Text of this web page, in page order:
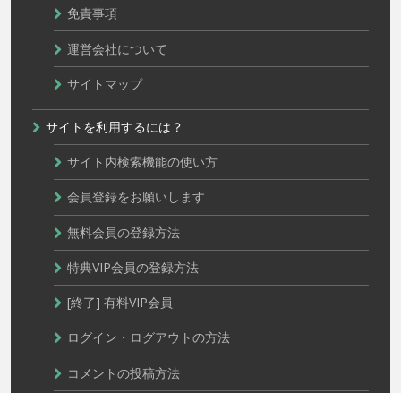
免責事項
運営会社について
サイトマップ
サイトを利用するには？
サイト内検索機能の使い方
会員登録をお願いします
無料会員の登録方法
特典VIP会員の登録方法
[終了] 有料VIP会員
ログイン・ログアウトの方法
コメントの投稿方法